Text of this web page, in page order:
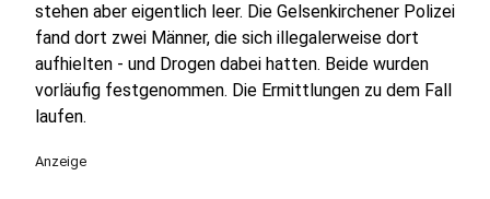
stehen aber eigentlich leer. Die Gelsenkirchener Polizei
fand dort zwei Männer, die sich illegalerweise dort
aufhielten - und Drogen dabei hatten. Beide wurden
vorläufig festgenommen. Die Ermittlungen zu dem Fall
laufen.
Anzeige